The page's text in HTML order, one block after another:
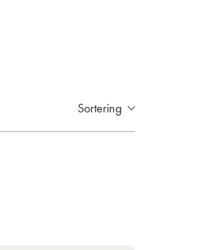
Sortering